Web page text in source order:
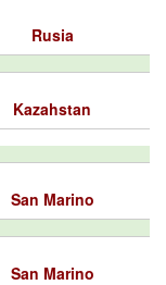
Rusia
Kazahstan
San Marino
San Marino